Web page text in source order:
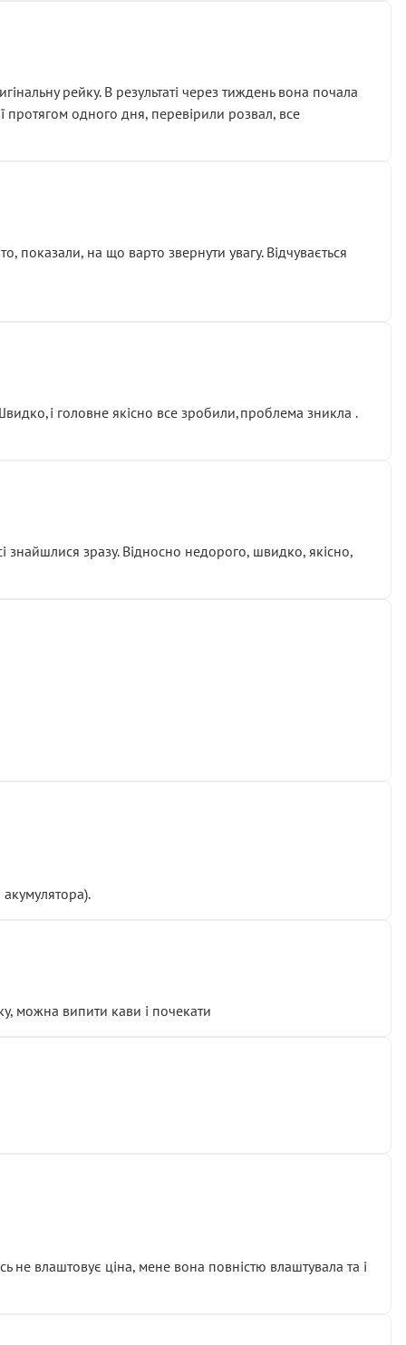
рейку. В результаті через тиждень вона почала
протягом одного дня, перевірили розвал, все
на що варто звернути увагу. Відчувається
головне якісно все зробили,проблема зникла .
знайшлися зразу. Відносно недорого, швидко, якісно,
можна випити кави і почекати
влаштовує ціна, мене вона повністю влаштувала та і